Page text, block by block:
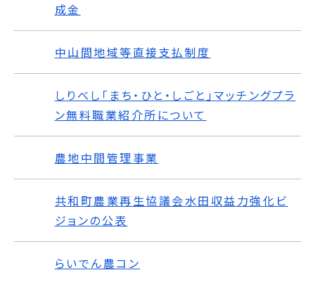
成金
中山間地域等直接支払制度
しりべし「まち・ひと・しごと」マッチングプラ
ン無料職業紹介所について
農地中間管理事業
共和町農業再生協議会水田収益力強化ビ
ジョンの公表
らいでん農コン